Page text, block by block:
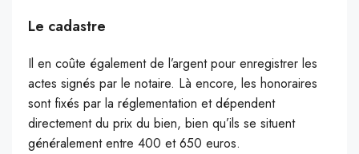
Le cadastre
Il en coûte également de l’argent pour enregistrer les
actes signés par le notaire. Là encore, les honoraires
sont fixés par la réglementation et dépendent
directement du prix du bien, bien qu’ils se situent
généralement entre 400 et 650 euros.